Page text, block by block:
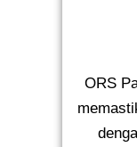
ORS